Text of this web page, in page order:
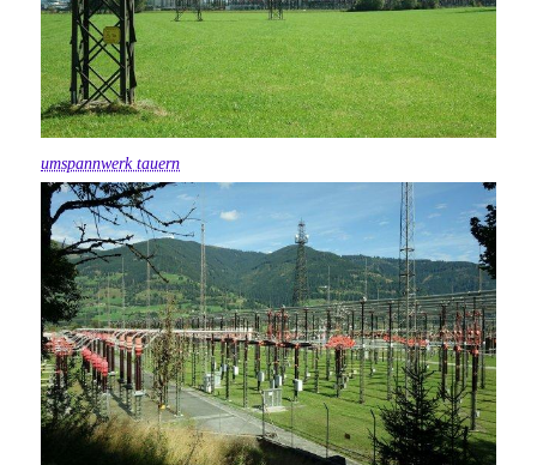
umspannwerk tauern